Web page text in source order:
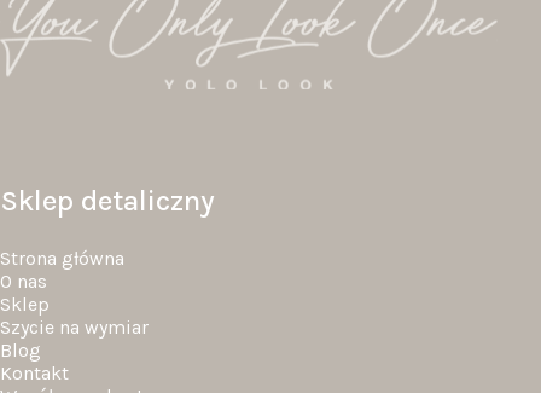
Sklep detaliczny
Strona główna
O nas
Sklep
Szycie na wymiar
Blog
Kontakt